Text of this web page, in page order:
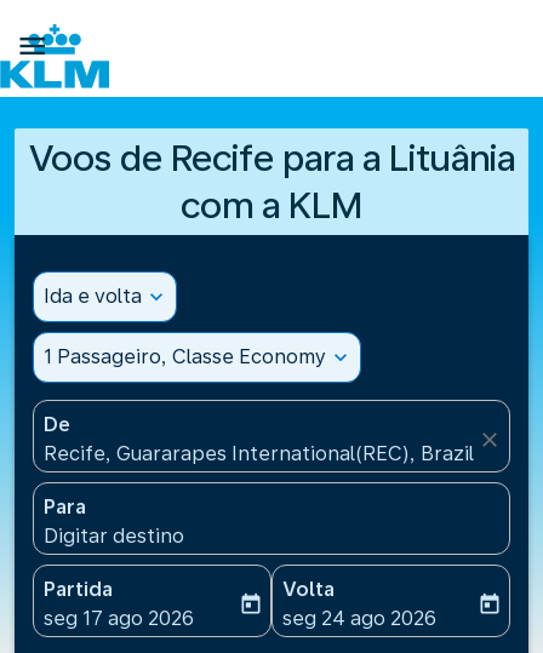

Voos de Recife para a Lituânia
com a KLM
Ida e volta expand_more
1 Passageiro, Classe Economy expand_more
De
Recife, Guararapes International(REC), Brazil
close
Para
Digitar destino
Partida
fc-booking-departure-date-aria-label
seg 17 ago 2026
today
Volta
fc-booking-return-date-
seg 24 ago 2026
today